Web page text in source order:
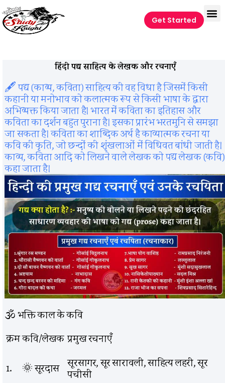
Get Started
हिंदी पद्य साहित्य के लेखक और रचनाएँ
🖋️ पद्य (काव्य, कविता) साहित्य की वह विधा है जिसमें किसी
कहानी या मनोभाव को कलात्मक रूप से किसी भाषा के द्वारा
अभिव्यक्त किया जाता है। भारत में कविता का इतिहास और
कविता का दर्शन बहुत पुराना है। इसका प्रारंभ भरतमुनि से समझा
जा सकता है। कविता का शाब्दिक अर्थ है काव्यात्मक रचना या
कवि की कृति, जो छन्दों की शृंखलाओं में विधिवत बांधी जाती है।
काव्य, कविता आदि को लिखने वाले लेखक को पद्य लेखक (कवि)
कहा जाता है।
🕉️ भक्ति काल के कवि
क्रमकवि/लेखक प्रमुख रचनाएँ
1.
🌞 सूरदास सूरसागर, सूर सारावली, साहित्य लहरी, सूर
पचीसी